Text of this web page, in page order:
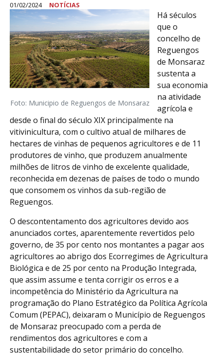
01/02/2024 NOTÍCIAS
Foto: Municipio de Reguengos de Monsaraz
Há séculos
que o
concelho de
Reguengos
de Monsaraz
sustenta a
sua economia
na atividade
agrícola e
desde o final do século XIX principalmente na
vitivinicultura, com o cultivo atual de milhares de
hectares de vinhas de pequenos agricultores e de 11
produtores de vinho, que produzem anualmente
milhões de litros de vinho de excelente qualidade,
reconhecida em dezenas de países de todo o mundo
que consomem os vinhos da sub-região de
Reguengos.
O descontentamento dos agricultores devido aos
anunciados cortes, aparentemente revertidos pelo
governo, de 35 por cento nos montantes a pagar aos
agricultores ao abrigo dos Ecorregimes de Agricultura
Biológica e de 25 por cento na Produção Integrada,
que assim assume e tenta corrigir os erros e a
incompetência do Ministério da Agricultura na
programação do Plano Estratégico da Política Agrícola
Comum (PEPAC), deixaram o Município de Reguengos
de Monsaraz preocupado com a perda de
rendimentos dos agricultores e com a
sustentabilidade do setor primário do concelho.